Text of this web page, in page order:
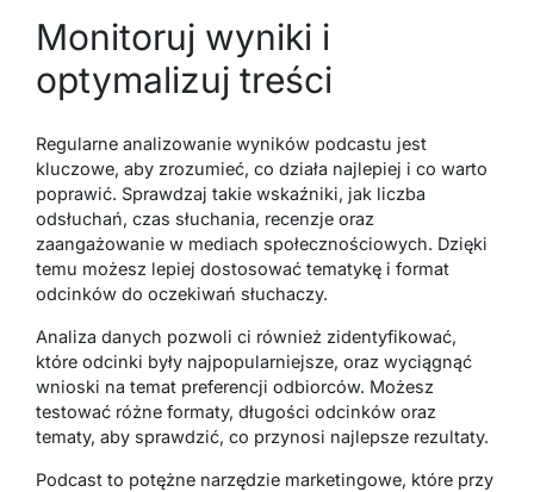
Monitoruj wyniki i
optymalizuj treści
Regularne analizowanie wyników podcastu jest
kluczowe, aby zrozumieć, co działa najlepiej i co warto
poprawić. Sprawdzaj takie wskaźniki, jak liczba
odsłuchań, czas słuchania, recenzje oraz
zaangażowanie w mediach społecznościowych. Dzięki
temu możesz lepiej dostosować tematykę i format
odcinków do oczekiwań słuchaczy.
Analiza danych pozwoli ci również zidentyfikować,
które odcinki były najpopularniejsze, oraz wyciągnąć
wnioski na temat preferencji odbiorców. Możesz
testować różne formaty, długości odcinków oraz
tematy, aby sprawdzić, co przynosi najlepsze rezultaty.
Podcast to potężne narzędzie marketingowe, które przy